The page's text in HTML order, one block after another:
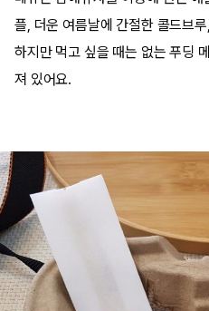
플, 더운 여름날에 간절한 콜드브
하지만 먹고 싶을 때는 없는 푸딩
져 있어요.